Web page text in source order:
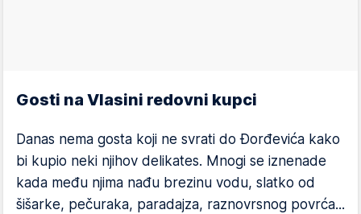
Gosti na Vlasini redovni kupci
Danas nema gosta koji ne svrati do Đorđevića kako
bi kupio neki njihov delikates. Mnogi se iznenade
kada među njima nađu brezinu vodu, slatko od
šišarke, pečuraka, paradajza, raznovrsnog povrća...